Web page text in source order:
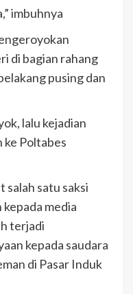
imbuhnya
di bagian rahang
pusing dan
lalu kejadian
ke Poltabes
satu saksi
media
terjadi
kepada saudara
di Pasar Induk